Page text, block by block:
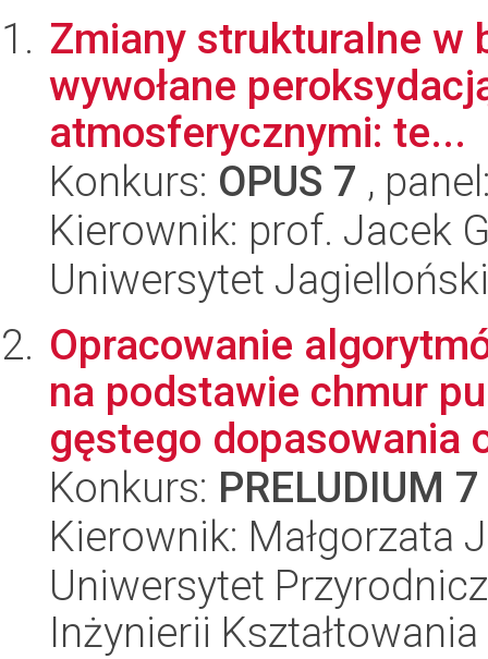
Zmiany strukturalne w
wywołane
atmosferycznymi: te...
Konkurs: OPUS 7 ,
Kierownik: prof. Jacek
Uniwersytet
Opracowanie
na podstawie chmur
gęstego dopasowania
Konkurs: PRELUDIUM 7
Kierownik: Małgorzata
Uniwersytet
Inżynierii